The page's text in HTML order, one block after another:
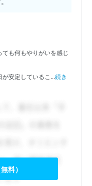
も何もやりがいを感じ
安定しているこ...続き
料）